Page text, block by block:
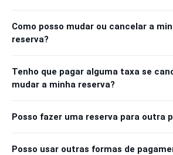
Como posso mudar ou cancelar a
reserva?
Tenho que pagar alguma taxa se
mudar a minha reserva?
Posso fazer uma reserva para outra
Posso usar outras formas de